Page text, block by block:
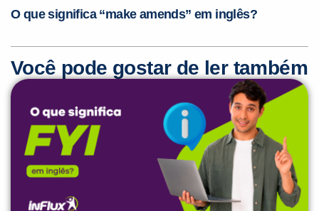
O que significa “make amends” em inglês?
Você pode gostar de ler também